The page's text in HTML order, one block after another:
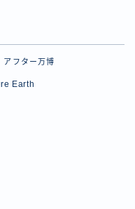
アフター万博
Earth